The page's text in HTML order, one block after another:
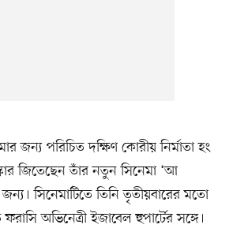
জন্য পরিচিত দক্ষিণ কোরীয় নির্মাতা হং
জিতেছেন তাঁর নতুন সিনেমা ‘আ
জন্য। সিনেমাটিতে তিনি তৃতীয়বারের মতো
অভিনেত্রী ইজাবেল হুপার্টের সঙ্গে।